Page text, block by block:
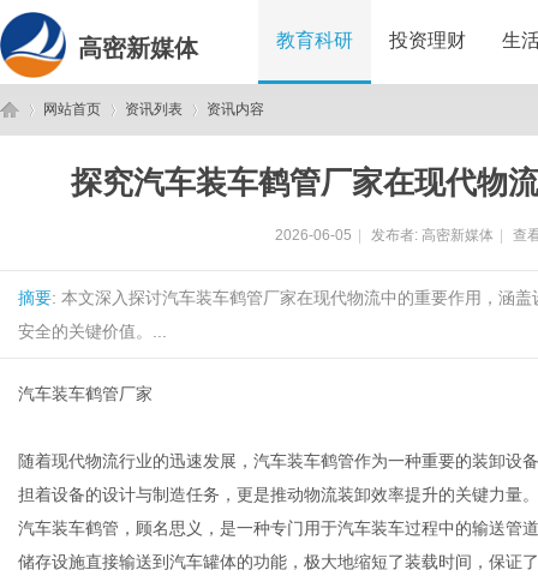
高密新媒体 教育科研 投资理财 生
网站首页 资讯列表 资讯内容
探究汽车装车鹤管厂家在现代物
2026-06-05 发布者: 高密新媒体 查
摘要: 本文深入探讨汽车装车鹤管厂家在现代物流中的重要作用，涵
安全的关键价值。...
汽车装车鹤管厂家
随着现代物流行业的迅速发展，汽车装车鹤管作为一种重要的装卸设
担着设备的设计与制造任务，更是推动物流装卸效率提升的关键力量。
汽车装车鹤管，顾名思义，是一种专门用于汽车装车过程中的输送管
储存设施直接输送到汽车罐体的功能，极大地缩短了装载时间，保证